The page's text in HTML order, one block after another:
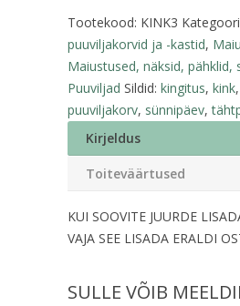
Tootekood: KINK3
puuviljakorvid ja -kastid,
Maiustused, näksid, pähklid,
Puuviljad Sildid: kingitus, kink,
puuviljakorv, sünnipäev,
Kirjeldus
Toiteväärtused
KUI SOOVITE JUURDE
VAJA SEE LISADA ERALDI
SULLE VÕIB